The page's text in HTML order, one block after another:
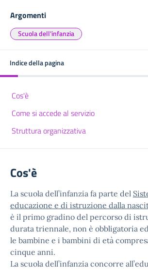
Argomenti
Scuola dell'infanzia
Indice della pagina
Cos'è
Come si accede al servizio
Struttura organizzativa
Cos'è
La scuola dell’infanzia fa parte del
educazione e di istruzione dalla
è il primo gradino del percorso di
durata triennale, non è obbligatoria
le bambine e i bambini di età
cinque anni.
La scuola dell’infanzia concorre